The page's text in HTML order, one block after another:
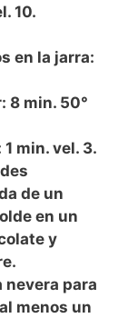
10.
en la jarra:
8 min. 50°
min. vel. 3.
de un
en un
y
nevera para
menos un